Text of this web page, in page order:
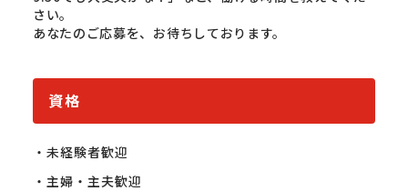
さい。
あなたのご応募を、お待ちしております。
資格
・未経験者歓迎
・主婦・主夫歓迎